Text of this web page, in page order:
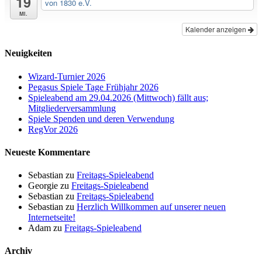
Mi.
von 1830 e.V.
Kalender anzeigen
Neuigkeiten
Wizard-Turnier 2026
Pegasus Spiele Tage Frühjahr 2026
Spieleabend am 29.04.2026 (Mittwoch) fällt aus;
Mitgliederversammlung
Spiele Spenden und deren Verwendung
RegVor 2026
Neueste Kommentare
Sebastian zu Freitags-Spieleabend
Georgie zu Freitags-Spieleabend
Sebastian zu Freitags-Spieleabend
Sebastian zu Herzlich Willkommen auf unserer neuen
Internetseite!
Adam zu Freitags-Spieleabend
Archiv